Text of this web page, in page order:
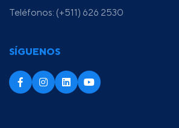
Teléfonos: (+511) 626 2530
SÍGUENOS